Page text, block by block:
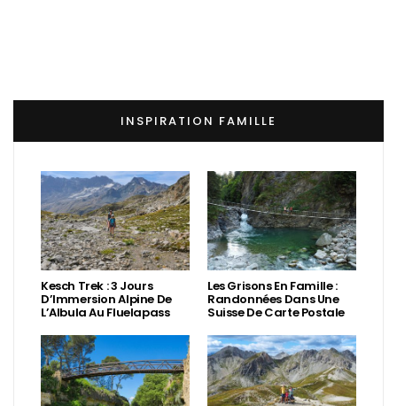
INSPIRATION FAMILLE
Kesch Trek : 3 Jours
D’Immersion Alpine De
L’Albula Au Fluelapass
Les Grisons En Famille :
Randonnées Dans Une
Suisse De Carte Postale